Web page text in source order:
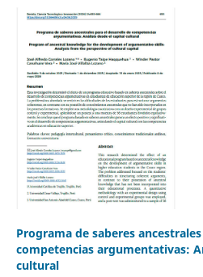
Programa de saberes
competencias argumentativas:
cultural